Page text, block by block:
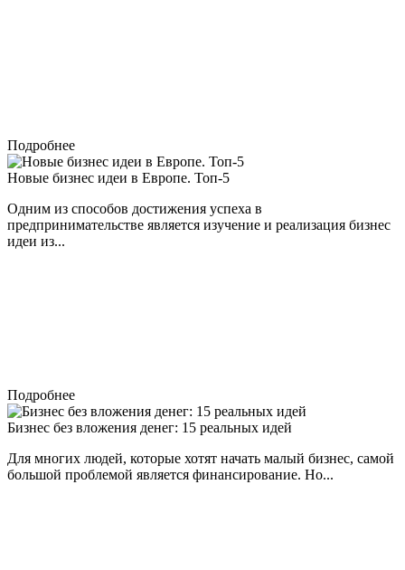
Подробнее
Новые бизнес идеи в Европе. Топ-5
Одним из способов достижения успеха в
предпринимательстве является изучение и реализация бизнес
идеи из...
Подробнее
Бизнес без вложения денег: 15 реальных идей
Для многих людей, которые хотят начать малый бизнес, самой
большой проблемой является финансирование. Но...